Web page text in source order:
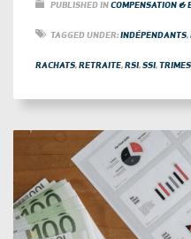
PUBLISHED INCOMPENSATION &
TAGGED UNDER:INDÉPENDANTS,
RACHATS,RETRAITE,RSI,SSI,